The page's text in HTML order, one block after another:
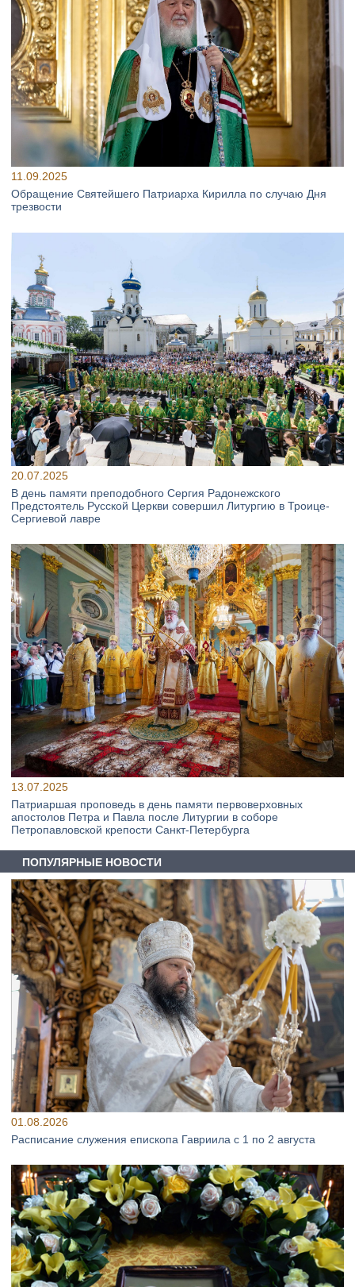
11.09.2025
Обращение Святейшего Патриарха Кирилла по случаю Дня
трезвости
20.07.2025
В день памяти преподобного Сергия Радонежского
Предстоятель Русской Церкви совершил Литургию в Троице-
Сергиевой лавре
13.07.2025
Патриаршая проповедь в день памяти первоверховных
апостолов Петра и Павла после Литургии в соборе
Петропавловской крепости Санкт-Петербурга
ПОПУЛЯРНЫЕ НОВОСТИ
01.08.2026
Расписание служения епископа Гавриила с 1 по 2 августа